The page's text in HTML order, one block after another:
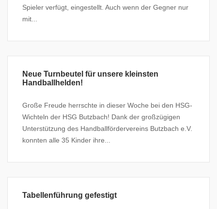
Spieler verfügt, eingestellt. Auch wenn der Gegner nur
mit...
Neue Turnbeutel für unsere kleinsten
Handballhelden!
Große Freude herrschte in dieser Woche bei den HSG-
Wichteln der HSG Butzbach! Dank der großzügigen
Unterstützung des Handballfördervereins Butzbach e.V.
konnten alle 35 Kinder ihre...
Tabellenführung gefestigt